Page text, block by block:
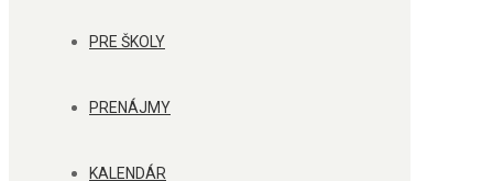
PRE ŠKOLY
PRENÁJMY
KALENDÁR